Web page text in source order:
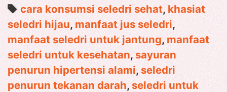
Hijau
Penurun
Tekanan
Darah
Tags
cara konsumsi seledri sehat, khasiat
seledri hijau, manfaat jus seledri,
manfaat seledri untuk jantung, manfaat
seledri untuk kesehatan, sayuran
penurun hipertensi alami, seledri
penurun tekanan darah, seledri untuk